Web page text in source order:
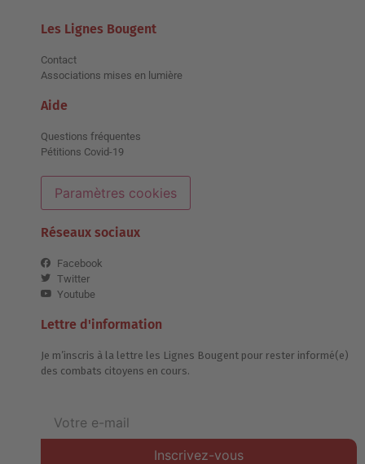
Les Lignes Bougent
Contact
Associations mises en lumière
Aide
Questions fréquentes
Pétitions Covid-19
Paramètres cookies
Réseaux sociaux
Facebook
Twitter
Youtube
Lettre d'information
Je m’inscris à la lettre les Lignes Bougent pour rester informé(e)
des combats citoyens en cours.
Inscrivez-vous